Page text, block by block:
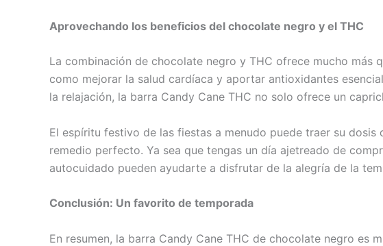
Aprovechando los beneficios del chocolate negro y el THC
La combinación de chocolate negro y THC ofrece mucho más
como mejorar la salud cardíaca y aportar antioxidantes
la relajación, la barra Candy Cane THC no solo ofrece un
El espíritu festivo de las fiestas a menudo puede traer su
remedio perfecto. Ya sea que tengas un día ajetreado de
autocuidado pueden ayudarte a disfrutar de la alegría de la
Conclusión: Un favorito de temporada
En resumen, la barra Candy Cane THC de chocolate negro es